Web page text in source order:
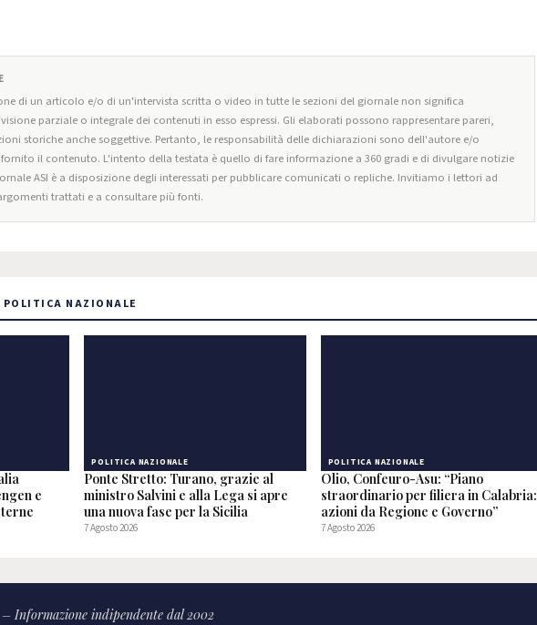
di un articolo e/o di un'intervista scritta o video in tutte le sezioni del giornale non significa
parziale o integrale dei contenuti in esso espressi. Gli elaborati possono rappresentare pareri,
storiche anche soggettive. Pertanto, le responsabilità delle dichiarazioni sono dell'autore e/o
il contenuto. L'intento della testata è quello di fare informazione a 360 gradi e di divulgare notizie
ASI è a disposizione degli interessati per pubblicare comunicati o repliche. Invitiamo i lettori ad
trattati e a consultare più fonti.
NAZIONALE
e
POLITICA NAZIONALE
Ponte Stretto: Turano, grazie al
ministro Salvini e alla Lega si apre
una nuova fase per la Sicilia
7 Agosto 2026
POLITICA NAZIONALE
Olio, Confeuro-Asu: “Piano
straordinario per filiera in Calabria:
azioni da Regione e Governo”
7 Agosto 2026
Informazione indipendente dal 2002